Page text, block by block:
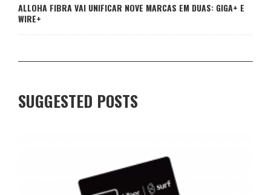
ALLOHA FIBRA VAI UNIFICAR NOVE MARCAS EM DUAS: GIGA+ E
WIRE+
SUGGESTED POSTS